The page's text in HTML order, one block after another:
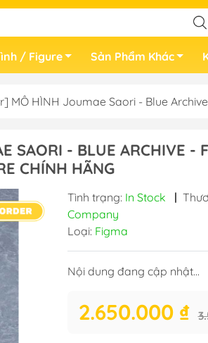
/ Figure Sản Phẩm Khác
MÔ HÌNH Joumae Saori - Blue
SAORI - BLUE ARCHIVE -
CHÍNH HÃNG
Tình trạng: In Stock |
Company
Loại: Figma
Nội dung đang cập nhật...
2.650.000 ₫